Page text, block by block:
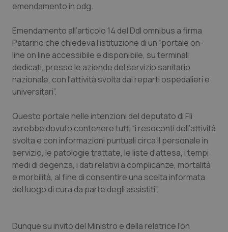
Friuli Venezia Giulia
Lazio
Liguria
Lombardia
Marche
Molise
Piemonte
Provincia Autonoma di Bolzano
Provincia Autonoma di Trento
Dermatite Atopica
Diabete & glucometri
Disturbi dell’umore
Dolore
Donna & Salute
Epatiti
HIV
Infezioni & Febbre
Ipertensione & Scompenso
emendamento in odg.
Emendamento all’articolo 14 del Ddl omnibus a firma
Patarino che chiedeva l’istituzione di un “portale on-
line on line accessibile e disponibile, su terminali
dedicati, presso le aziende del servizio sanitario
nazionale, con l’attività svolta dai reparti ospedalieri e
universitari”.
Questo portale nelle intenzioni del deputato di Fli
avrebbe dovuto contenere tutti “i resoconti dell’attività
svolta e con informazioni puntuali circa il personale in
servizio, le patologie trattate, le liste d'attesa, i tempi
medi di degenza, i dati relativi a complicanze, mortalità
e morbilità, al fine di consentire una scelta informata
del luogo di cura da parte degli assistiti”.
Dunque su invito del Ministro e della relatrice l’on